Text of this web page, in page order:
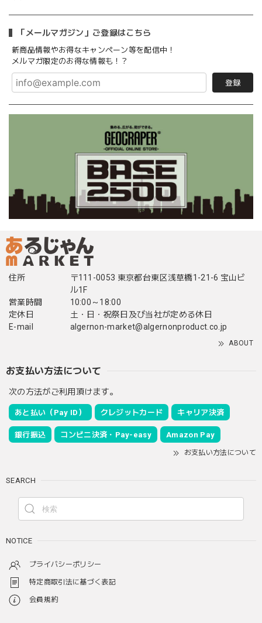
「メールマガジン」ご登録はこちら
新商品情報やお得なキャンペーン等を配信中！
メルマガ限定のお得な情報も！？
登録
住所
〒111-0053 東京都台東区浅草橋1-21-6 宝山ビ
ル1F
営業時間
10:00～18:00
定休日
土・日・祝祭日及び当社が定める休日
E-mail
algernon-market@algernonproduct.co.jp
ABOUT
お支払い方法について
次の方法がご利用頂けます。
あと払い（Pay ID） クレジットカード キャリア決済
銀行振込 コンビニ決済・Pay-easy Amazon Pay
お支払い方法について
SEARCH
NOTICE
プライバシーポリシー
特定商取引法に基づく表記
会員規約